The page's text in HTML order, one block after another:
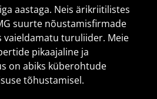
aastaga. Neis ärikriitilistes
suurte nõustamisfirmade
vaieldamatu turuliider. Meie
pikaajaline ja
on abiks küberohtude
tõhustamisel.